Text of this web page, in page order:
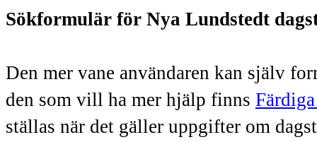
Sökformulär för Nya Lundstedt
Den mer vane användaren kan själv
den som vill ha mer hjälp finns
ställas när det gäller uppgifter om